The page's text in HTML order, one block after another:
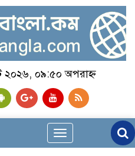
২০২৬, ০৯:৫০ অপরাহ্ন
Toggle
navigation